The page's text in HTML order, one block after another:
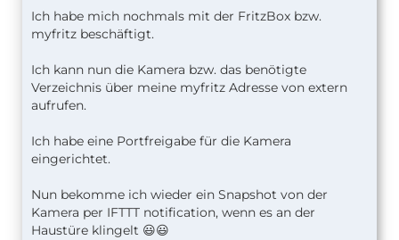
Ich habe mich nochmals mit der FritzBox bzw.
myfritz beschäftigt.
Ich kann nun die Kamera bzw. das benötigte
Verzeichnis über meine myfritz Adresse von extern
aufrufen.
Ich habe eine Portfreigabe für die Kamera
eingerichtet.
Nun bekomme ich wieder ein Snapshot von der
Kamera per IFTTT notification, wenn es an der
Haustüre klingelt 😃😃